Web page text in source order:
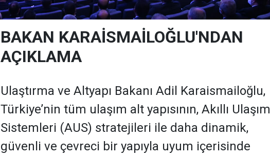
BAKAN KARAİSMAİLOĞLU'NDAN
AÇIKLAMA
Ulaştırma ve Altyapı Bakanı Adil Karaismailoğlu,
Türkiye’nin tüm ulaşım alt yapısının, Akıllı Ulaşım
Sistemleri (AUS) stratejileri ile daha dinamik,
güvenli ve çevreci bir yapıyla uyum içerisinde